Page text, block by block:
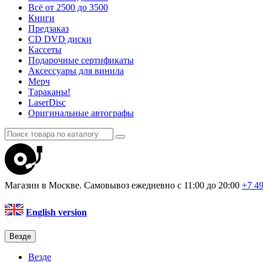
Всё от 2500 до 3500
Книги
Предзаказ
CD DVD диски
Кассеты
Подарочные сертификаты
Аксессуары для винила
Мерч
Тараканы!
LaserDisc
Оригинальные автографы
Магазин в Москве. Самовывоз ежедневно с 11:00 до 20:00 +7
English version
Везде
Везде